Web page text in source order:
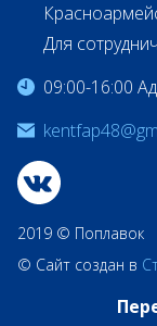
Для
09:00-16:00
2019 © Поплавок
© Сайт создан в